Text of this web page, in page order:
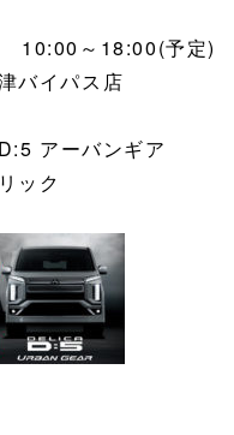
～18:00(予定)
イパス店
アーバンギア
ック